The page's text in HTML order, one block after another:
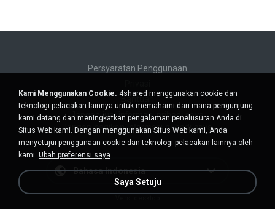
Persyaratan Penggunaan
Bantuan
Jangan jual informasi pribadi saya
Jangan bagikan informasi pribadi saya
Bahasa Indonesia
Kami Menggunakan Cookie. 4shared menggunakan cookie dan
teknologi pelacakan lainnya untuk memahami dari mana pengunjung
kami datang dan meningkatkan pengalaman penelusuran Anda di
Situs Web kami. Dengan menggunakan Situs Web kami, Anda
menyetujui penggunaan cookie dan teknologi pelacakan lainnya oleh
kami. Ubah preferensi saya
Saya Setuju